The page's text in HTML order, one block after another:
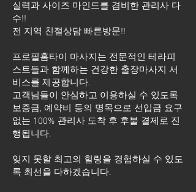
실력과 사이즈 마인드를 겸비한 관리사 다
수!!
전 지역 친절상담 빠른방문!!
프로필홈타이 마사지는 전문적인 테라피
스트들과 함께하는 건강한 출장마사지 서
비스를 제공합니다.
고객님들이 안심하고 이용하실 수 있도록
보증금, 예약비 등의 명목으로 선입금 요구
없는 100% 관리사 도착 후 후불 결제로 진
행됩니다.
잊지 못할 최고의 힐링을 경험하실 수 있도
록 최선을 다하겠습니다.